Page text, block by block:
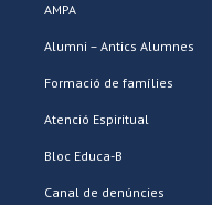
AMPA
Alumni – Antics Alumnes
Formació de famílies
Atenció Espiritual
Bloc Educa-B
Canal de denúncies